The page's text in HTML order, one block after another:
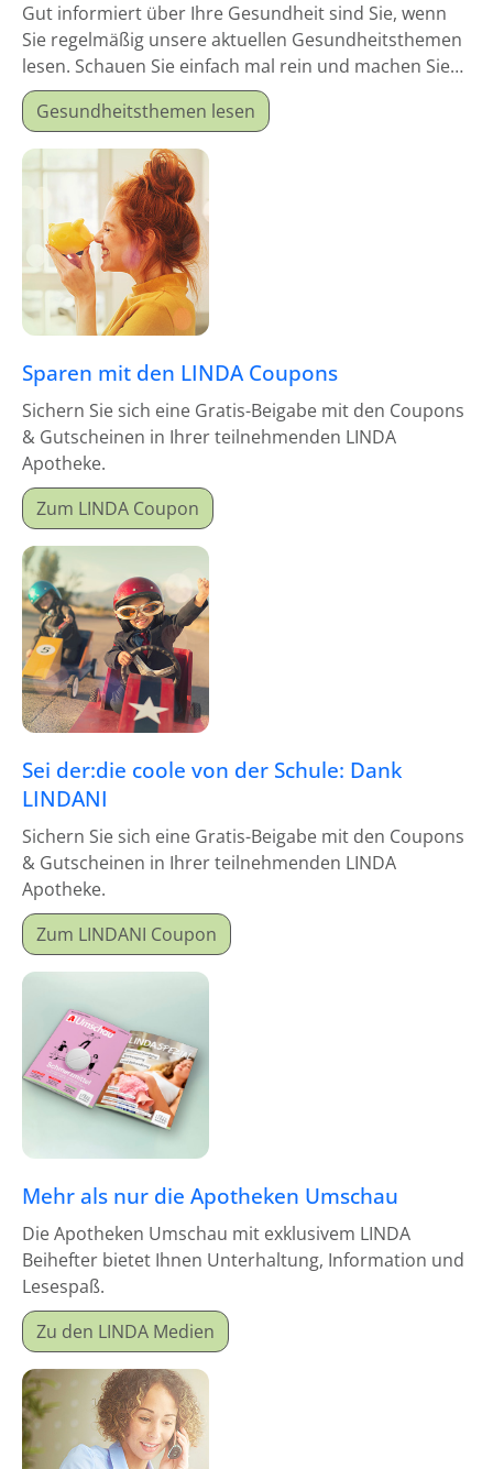
Gut informiert über Ihre Gesundheit sind Sie, wenn
Sie regelmäßig unsere aktuellen Gesundheitsthemen
lesen. Schauen Sie einfach mal rein und machen Sie
sich schlau!
Gesundheitsthemen lesen
Sparen mit den LINDA Coupons
Sichern Sie sich eine Gratis-Beigabe mit den Coupons
& Gutscheinen in Ihrer teilnehmenden LINDA
Apotheke.
Zum LINDA Coupon
Sei der:die coole von der Schule: Dank
LINDANI
Sichern Sie sich eine Gratis-Beigabe mit den Coupons
& Gutscheinen in Ihrer teilnehmenden LINDA
Apotheke.
Zum LINDANI Coupon
Mehr als nur die Apotheken Umschau
Die Apotheken Umschau mit exklusivem LINDA
Beihefter bietet Ihnen Unterhaltung, Information und
Lesespaß.
Zu den LINDA Medien